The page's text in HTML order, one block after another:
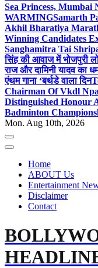
Sea Princess,
WARMINGSamarth
Akhil Bharatiya
Winning Candidates
Sanghamitra Tai
सिंह की आवाज में भोजपुरी
राज और दामिनी यादव का
एंथम गाना ‘बर्थडे वाला दिन
Chairman Of Vkdl
Distinguished Honour
Badminton
Mon. Aug 10th, 2026
Home
ABOUT Us
Entertainment
Disclaimer
Contact